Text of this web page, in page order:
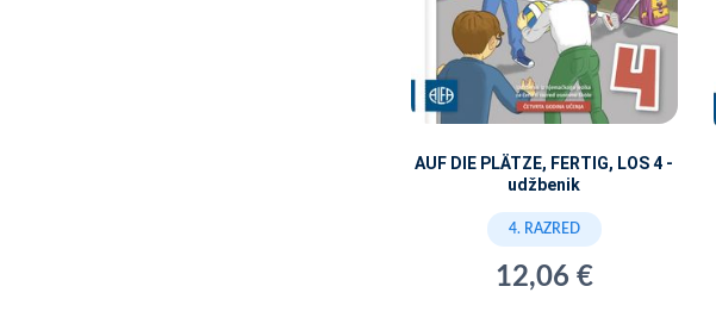
AUF DIE PLÄTZE, FERTIG, LOS 4 -
udžbenik
4. RAZRED
12,06 €